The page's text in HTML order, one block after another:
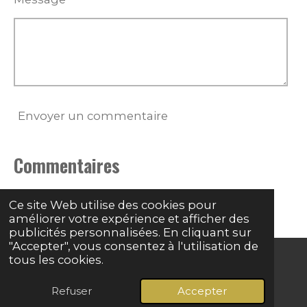
Ce site Web utilise des cookies pour
améliorer votre expérience et afficher des
publicités personnalisées. En cliquant sur
"Accepter", vous consentez à l'utilisation de
tous les cookies.
Refuser Accepter
Envoyer un commentaire
Commentaires
Il n'y a pas encore de commentaire.
© 2024 - 2026 Grave basse